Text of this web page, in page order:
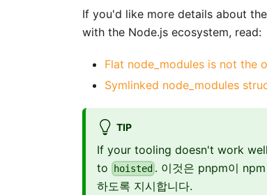
If you'd like more details about
with the Node.js ecosystem, read:
Flat node_modules is not the
Symlinked node_modules
TIP
If your tooling doesn't work
to
hoisted . 이것은 pnpm이
하도록 지시합니다.